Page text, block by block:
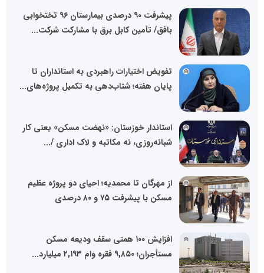
پیشرفت ۹۰ درصدی بیمارستان ۹۶ تختخوابی
بافق/ تأمین کابل برق با مشارکت شرکت...
تفویض اختیارات راهبردی به استانداران تا
پایان هفته؛ شتاب‌دهی به تکمیل پروژه‌های...
استاندار خوزستان: «نهضت مسکن» یعنی کار
شبانه‌روزی، نه مکاتبه و لاک اداری /...
از مهرگان تا محمدیه؛ احیای دو پروژه عظیم
مسکن با پیشرفت ۷۵ و ۸۰ درصدی
افزایش ۱۰۰ همتی سقف ودیعه مسکن
مستأجران؛ ۹,۸۵۰ فقره وام ۲,۱۹۳ میلیارد...